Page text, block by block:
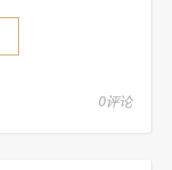
0评论